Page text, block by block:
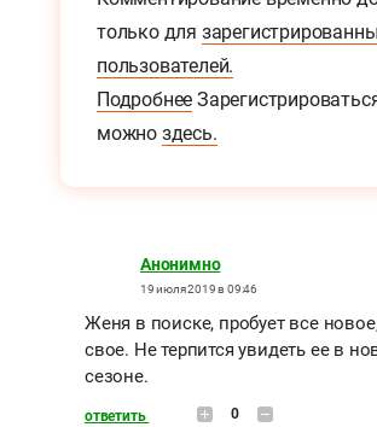
только для
пользователей.
Подробнее
можно здесь.
Анонимно
19 июля 2019 в 09:46
Женя в поиске, пробует все
свое. Не терпится увидеть ее в
сезоне.
ответить 0